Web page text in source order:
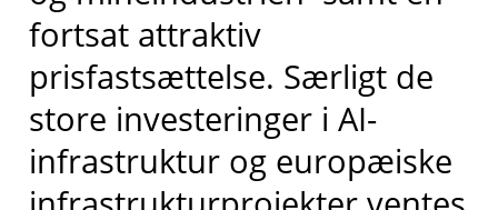
fortsat attraktiv
prisfastsættelse. Særligt de
store investeringer i AI-
infrastruktur og europæiske